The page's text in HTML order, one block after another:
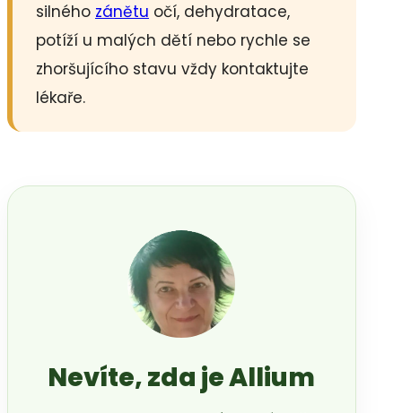
silného zánětu očí, dehydratace,
potíží u malých dětí nebo rychle se
zhoršujícího stavu vždy kontaktujte
lékaře.
Nevíte, zda je Allium